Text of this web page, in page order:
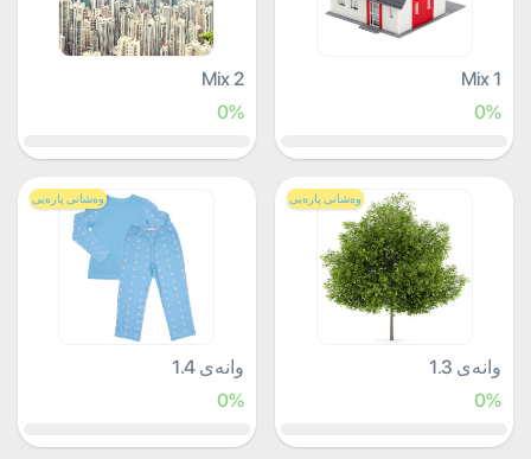
Mix 1
0%
Mix 2
0%
وەشانی پارەیی
وانەی 1.3
0%
وەشانی پارەیی
وانەی 1.4
0%